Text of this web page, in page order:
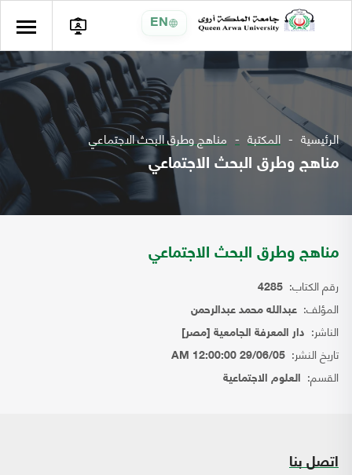
EN
الرئيسية المكتبة مناهج وطرق البحث الاجتماعي
مناهج وطرق البحث الاجتماعي
مناهج وطرق البحث الاجتماعي
رقم الكتاب: 4285
المؤلف: عبدالله محمد عبدالرحمن
الناشر: دار المعرفة الجامعية [مصر]
تاريخ النشر: 29/06/05 12:00:00 AM
القسم: العلوم الاجتماعية
اتصل بنا